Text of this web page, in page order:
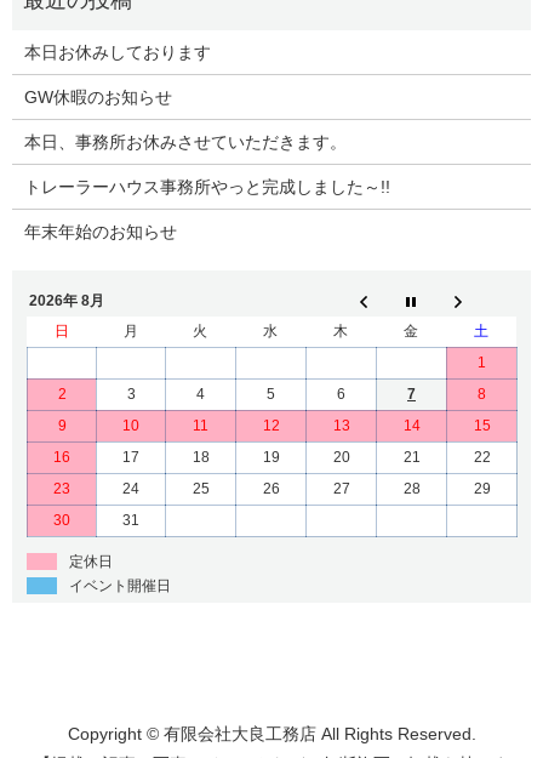
本日お休みしております
GW休暇のお知らせ
本日、事務所お休みさせていただきます。
トレーラーハウス事務所やっと完成しました～!!
年末年始のお知らせ
2026年 8月
日
月 火 水 木 金
土
1
2
3 4 5 6 7
8
9
10 11 12 13 14
15
16
17 18 19 20 21
22
23
24 25 26 27 28
29
30
31
定休日
イベント開催日
Copyright © 有限会社大良工務店 All Rights Reserved.